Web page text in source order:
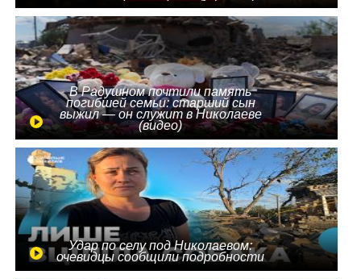
В Радушном почтили память
погибшей семьи: старший сын
выжил — он служит в Николаеве
(видео)
Удар по селу под Николаевом:
очевидцы сообщили подробности